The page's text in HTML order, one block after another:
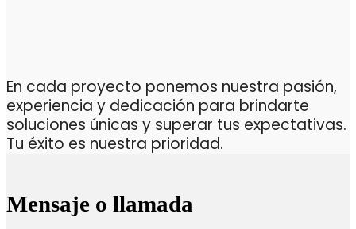
En cada proyecto ponemos nuestra pasión,
experiencia y dedicación para brindarte
soluciones únicas y superar tus expectativas.
Tu éxito es nuestra prioridad.
Mensaje o llamada